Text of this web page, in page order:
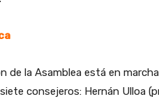
de la Asamblea está en
consejeros: Hernán Ulloa